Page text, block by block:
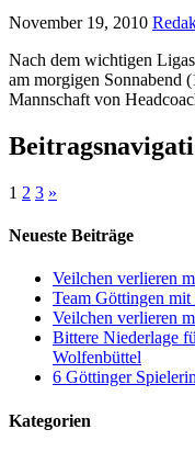
November 19, 2010
Nach dem wichtigen
am morgigen Sonnabend
Mannschaft von
1 2 3 »
Neueste Beiträge
Veilchen verlieren
Team Göttingen
Veilchen verlieren
Bittere Niederlage
Wolfenbüttel
6 Göttinger
Kategorien